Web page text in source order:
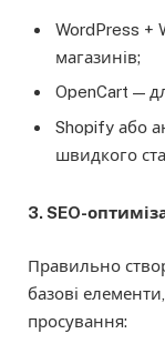
WordPress +
магазинів;
OpenCart —
Shopify або
швидкого
3. SEO-
Правильно
базові
просування: